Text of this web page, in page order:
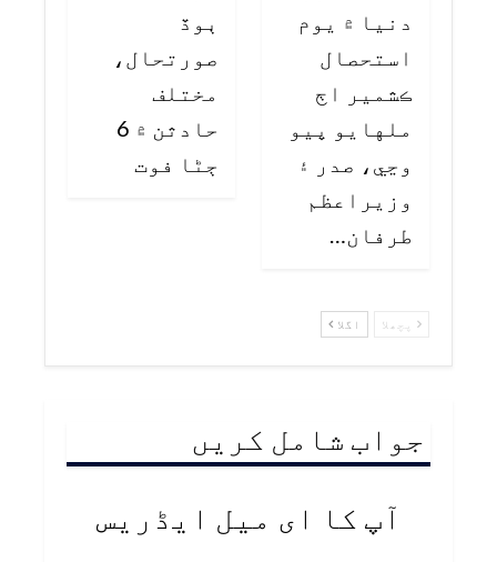
دنيا ۾ يوم
استحصال
ڪشمير اڄ
ملهايو پيو
وڃي، صدر ۽
وزيراعظم
طرفان…
ٻوڏ
صورتحال،
مختلف
حادثن ۾ 6
ڄڻا فوت
پچھلا اگلا
جواب شامل کریں
آپ کا ای میل ایڈریس